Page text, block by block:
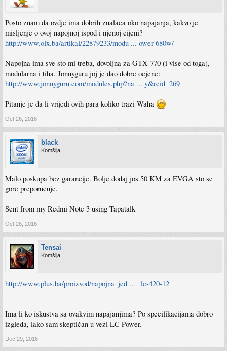
Posto znam da ovdje ima dobrih znalaca oko napajanja, kakvo je
misljenje o ovoj napojnoj ispod i njenoj cijeni?
http://www.olx.ba/artikal/22879233/modu ... ower-680w/
Napojna ima sve sto mi treba, dovoljna za GTX 770 (i vise od toga),
modularna i tiha. Jonnyguru joj je dao dobre ocjene:
http://www.jonnyguru.com/modules.php?na ... y&reid=269
Pitanje je da li vrijedi ovih para koliko trazi Waha
Oct 26, 2016
black
Komšija
Malo poskupa bez garancije. Bolje dodaj jos 50 KM za EVGA sto se
gore preporucuje.
Sent from my Redmi Note 3 using Tapatalk
Oct 26, 2016
Tensai
Komšija
http://www.plus.ba/proizvod/napojna_jed ... _lc-420-12
Ima li ko iskustva sa ovakvim napajanjima? Po specifikacijama dobro
izgleda, iako sam skeptičan u vezi LC Power.
Dec 29, 2016